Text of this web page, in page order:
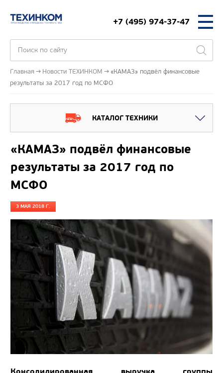
+7 (495) 974-37-47
Главная Новости ТЕХИНКОМ
«КАМАЗ» подвёл финансовые
результаты за 2017 год по МСФО
КАТАЛОГ ТЕХНИКИ
«КАМАЗ» подвёл финансовые
результаты за 2017 год по
МСФО
3 МАЯ 2018 Г.